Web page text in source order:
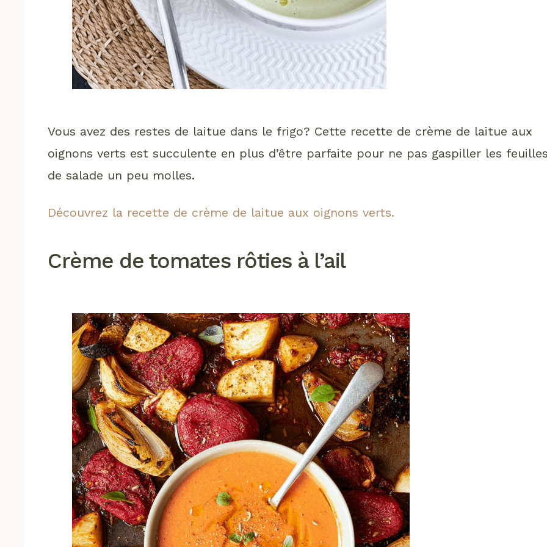
Vous avez des restes de laitue dans le frigo? Cette recette de crème de laitue aux
oignons verts est succulente en plus d’être parfaite pour ne pas gaspiller les
de salade un peu molles.
Découvrez la recette de crème de laitue aux oignons verts.
Crème de tomates rôties à l’ail